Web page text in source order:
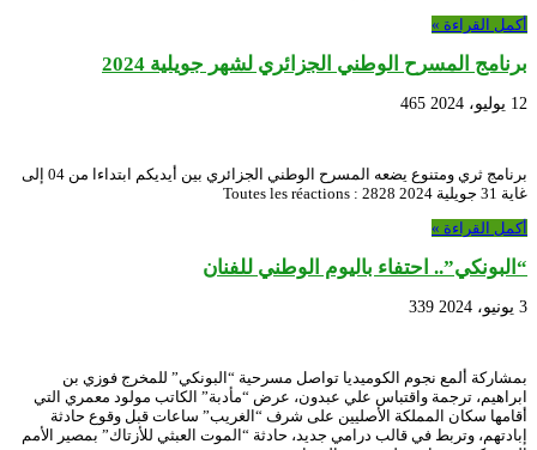
أكمل القراءة »
برنامج المسرح الوطني الجزائري لشهر جويلية 2024
12 يوليو، 2024 465
برنامج ثري ومتنوع يضعه المسرح الوطني الجزائري بين أيديكم ابتداءا من 04 إلى
غاية 31 جويلية 2024 Toutes les réactions : 2828
أكمل القراءة »
“البونكي”.. احتفاء باليوم الوطني للفنان
3 يونيو، 2024 339
بمشاركة ألمع نجوم الكوميديا تواصل مسرحية “البونكي” للمخرج فوزي بن
ابراهيم، ترجمة واقتباس علي عبدون، عرض “مأدبة” الكاتب مولود معمري التي
أقامها سكان المملكة الأصليين على شرف “الغريب” ساعات قبل وقوع حادثة
إبادتهم، وتربط في قالب درامي جديد، حادثة “الموت العبثي للأزتاك” بمصير الأمم